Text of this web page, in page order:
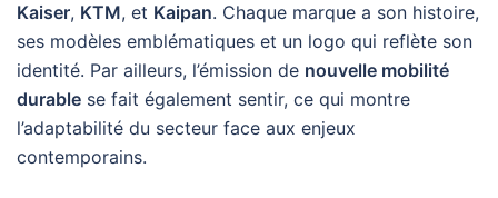
Kaiser, KTM, et Kaipan. Chaque marque a son histoire,
ses modèles emblématiques et un logo qui reflète son
identité. Par ailleurs, l’émission de nouvelle mobilité
durable se fait également sentir, ce qui montre
l’adaptabilité du secteur face aux enjeux
contemporains.